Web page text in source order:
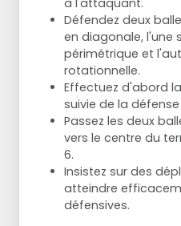
à l'attaquant.
Défendez deux
en diagonale, l'une
périmétrique et
rotationnelle.
Effectuez d'abord
suivie de la
Passez les deux
vers le centre du
6.
Insistez sur des
atteindre
défensives.